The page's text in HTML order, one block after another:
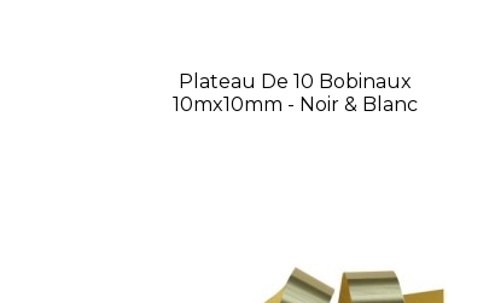
Plateau De 10 Bobinaux
10mx10mm - Noir & Blanc